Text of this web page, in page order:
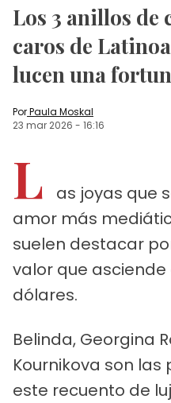
Los 3 anillos de
caros de
lucen una
PorPaula Moskal
23 mar 2026 - 16:16
L
as joyas que
amor más
suelen destacar
valor que
dólares.
Belinda, Georgina
Kournikova son
este recuento de